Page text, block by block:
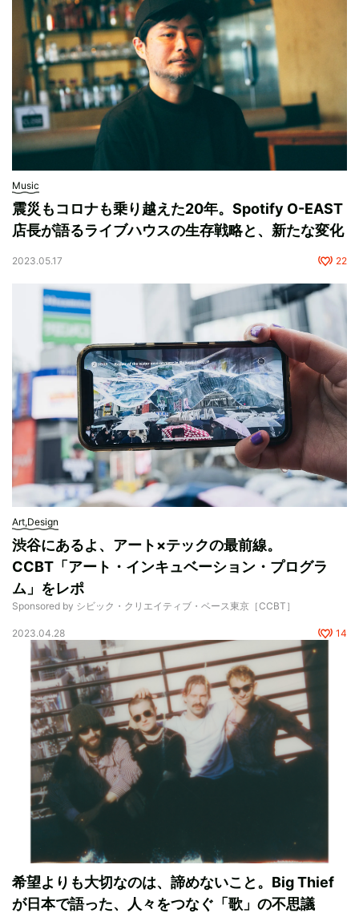
Music
震災もコロナも乗り越えた20年。Spotify O-EAST
店長が語るライブハウスの生存戦略と、新たな変化
2023.05.17 22
Art,Design
渋谷にあるよ、アート×テックの最前線。
CCBT「アート・インキュベーション・プログラ
ム」をレポ
Sponsored by シビック・クリエイティブ・ベース東京［CCBT］
2023.04.28 14
希望よりも大切なのは、諦めないこと。Big Thief
が日本で語った、人々をつなぐ「歌」の不思議